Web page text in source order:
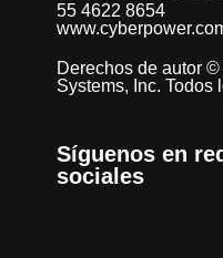
55 4622 8654
Derechos de autor
Systems, Inc. Todos
Síguenos en
sociales